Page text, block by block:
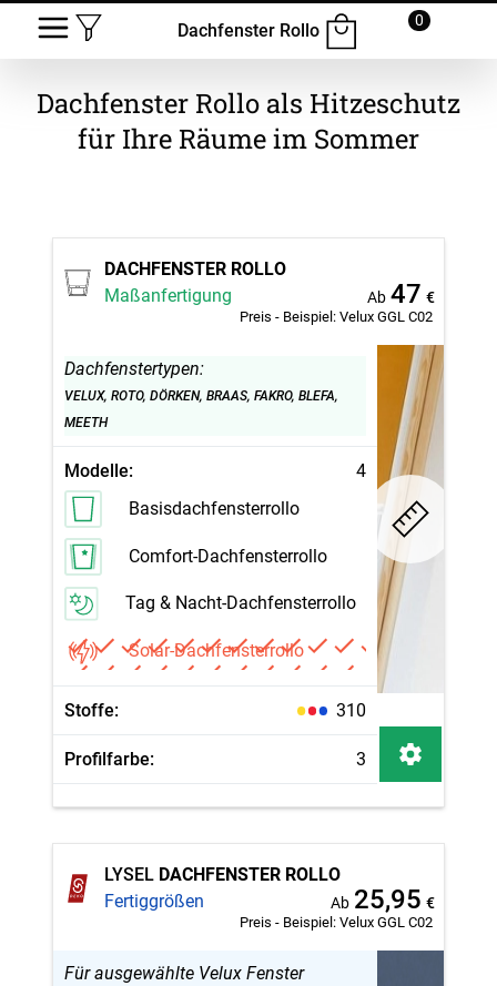
Dachfenster Rollo
0
Dachfenster Rollo als Hitzeschutz
für Ihre Räume im Sommer
DACHFENSTER ROLLO
Maßanfertigung
Dachfenstertypen:
VELUX, ROTO, DÖRKEN, BRAAS, FAKRO, BLEFA,
MEETH
Modelle:
4
Basisdachfensterrollo
Comfort-Dachfensterrollo
Tag & Nacht-Dachfensterrollo
Solar-Dachfensterrollo
Stoffe: 310
Profilfarbe: 3
Preis - Beispiel: Velux GGL C02
Ab 47 €
LYSEL DACHFENSTER ROLLO
Fertiggrößen
Für ausgewählte Velux Fenster
Preis - Beispiel: Velux GGL C02
Ab 25,95 €